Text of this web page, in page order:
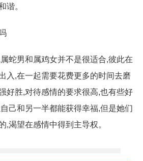
谐。
蛇男和属鸡女并不是很适合,彼此在
入,在一起需要花费更多的时间去磨
好胜,对待感情的要求很高,也有些好
己和另一半都能获得幸福,但是她们
,渴望在感情中得到主导权。